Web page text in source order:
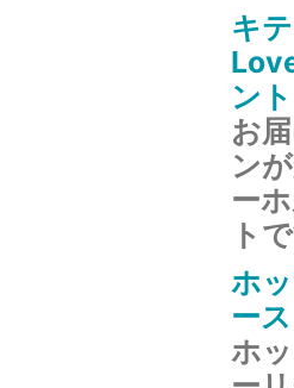
キ
ント
お
ン
ー
ト
ホ
ース
ホ